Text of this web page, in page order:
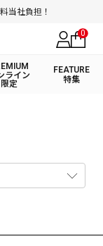
当社負担！
0
ライン
限定
FEATURE
特集